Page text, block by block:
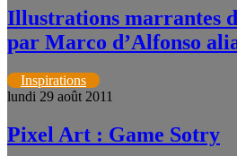
Illustrations marrantes
par Marco d’Alfonso
Inspirations
lundi 29 août 2011
Pixel Art : Game Sotry